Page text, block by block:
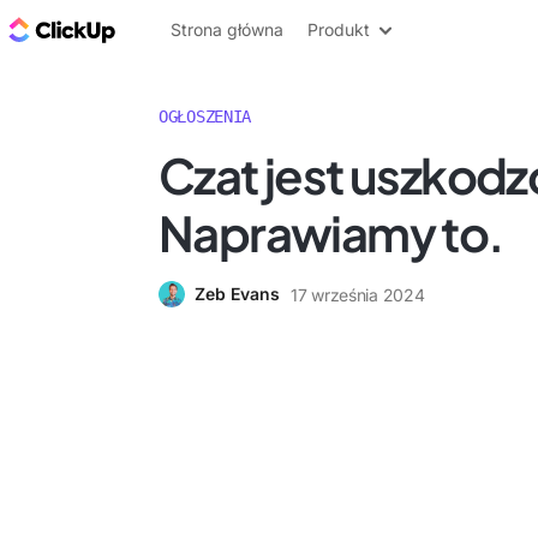
ClickUp Blog
Strona główna Produkt
OGŁOSZENIA
Czat jest
Naprawiamy to.
Zeb Evans 17 września 2024